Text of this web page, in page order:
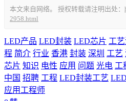
本文来自网络。 授权转载请注明出处：
2958.html
LED产品 LED封装 LED芯片 工
程 简介 行业 香港 封装 深圳 工艺
芯片 知识 电性 应用 问题 光电 工
中国 招聘 工程 LED封装工艺
应用工程师